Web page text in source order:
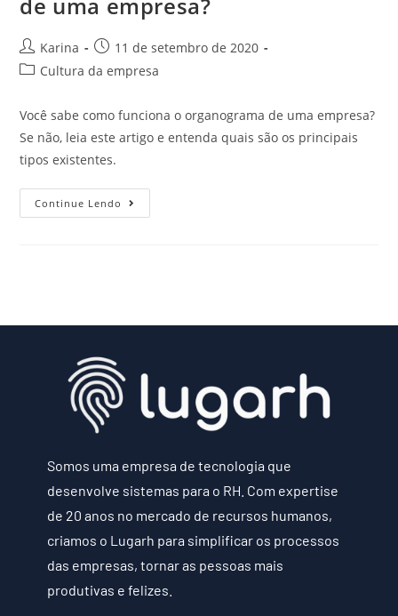
de uma empresa?
Karina
11 de setembro de 2020
Cultura da empresa
Você sabe como funciona o organograma de uma empresa?
Se não, leia este artigo e entenda quais são os principais
tipos existentes.
Continue Lendo
Somos uma empresa de tecnologia que
desenvolve sistemas para o RH. Com expertise
de 20 anos no mercado de recursos humanos,
criamos o Lugarh para simplificar os processos
das empresas, tornar as pessoas mais
produtivas e felizes.